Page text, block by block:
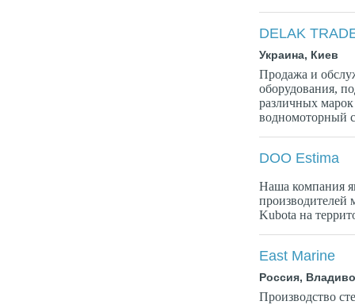
DELAK
Украина, Киев
Продажа и
оборудования,
различных
водномоторный
DOO Estima
Наша компания
производителей
Kubota на
East Marine
Россия,
Производство